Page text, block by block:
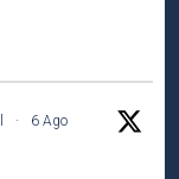
·
6 Ago